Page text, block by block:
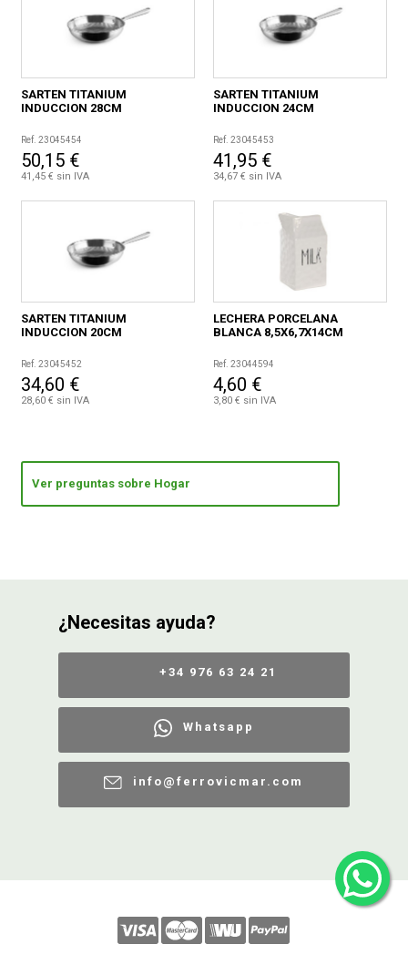
SARTEN TITANIUM
INDUCCION 28CM
Ref. 23045454
50,15 €
41,45 € sin IVA
SARTEN TITANIUM
INDUCCION 24CM
Ref. 23045453
41,95 €
34,67 € sin IVA
SARTEN TITANIUM
INDUCCION 20CM
Ref. 23045452
34,60 €
28,60 € sin IVA
LECHERA PORCELANA
BLANCA 8,5X6,7X14CM
Ref. 23044594
4,60 €
3,80 € sin IVA
Ver preguntas sobre Hogar
¿Necesitas ayuda?
+34 976 63 24 21
Whatsapp
info@ferrovicmar.com